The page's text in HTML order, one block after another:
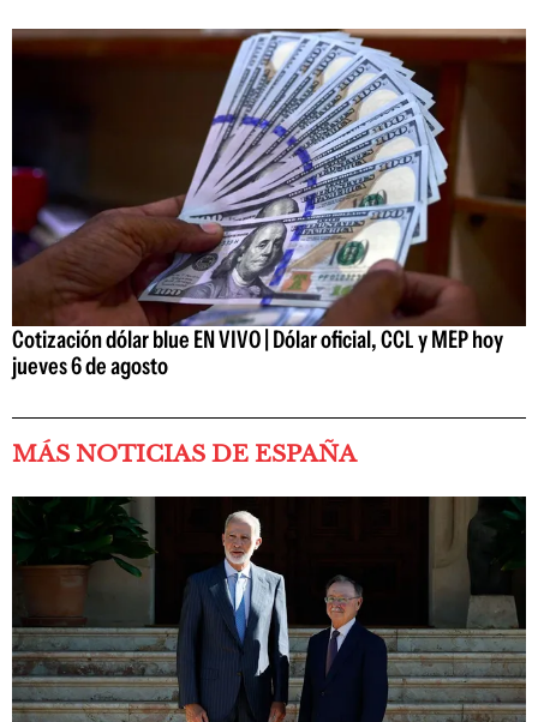
Cotización dólar blue EN VIVO | Dólar oficial, CCL y MEP hoy
jueves 6 de agosto
MÁS NOTICIAS DE ESPAÑA